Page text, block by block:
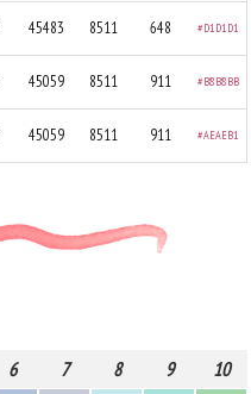
45483 8511 648 #D1D1D1
45059 8511 911 #B8B8BB
45059 8511 911 #AEAEB1
6 7 8 9 10